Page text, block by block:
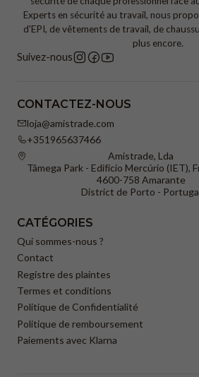
Experts en sécurité au travail, nous
d'EPI, de vêtements de travail, de
plus encore.
Suivez-nous
CONTACTEZ-NOUS
loja@amistrade.com
+351965637466
Amistrade, Lda
Tâmega Park - Edifício Mercúrio (IET),
4600-758 Amarante
District de Porto -
CATÉGORIES
Qui sommes-nous ?
Contact
Registre des plaintes
Termes et conditions
Politique de Confidentialité
Politique de remboursement
Paiements avec Klarna